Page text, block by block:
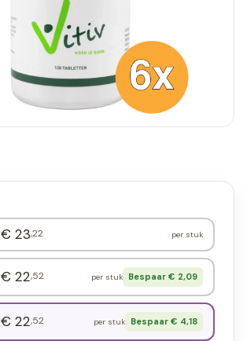
€ 23,22 per stuk
€ 22,52 per stuk Bespaar € 2,09
€ 22,52 per stuk Bespaar € 4,18